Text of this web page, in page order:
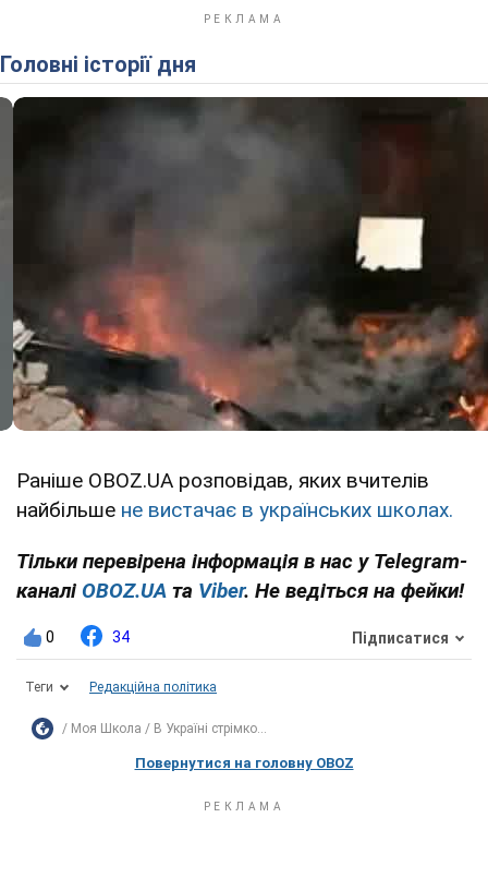
Головні історії дня
Раніше OBOZ.UA розповідав, яких вчителів
найбільше не вистачає в українських школах.
Тільки перевірена інформація в нас у Telegram-
каналі OBOZ.UA та Viber. Не ведіться на фейки!
0 34 Підписатися
Теги Редакційна політика
Моя Школа В Україні стрімко...
Повернутися на головну OBOZ